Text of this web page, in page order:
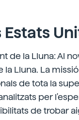
Estats
de la Lluna: Al
la Lluna. La
de tota la
per
de trobar